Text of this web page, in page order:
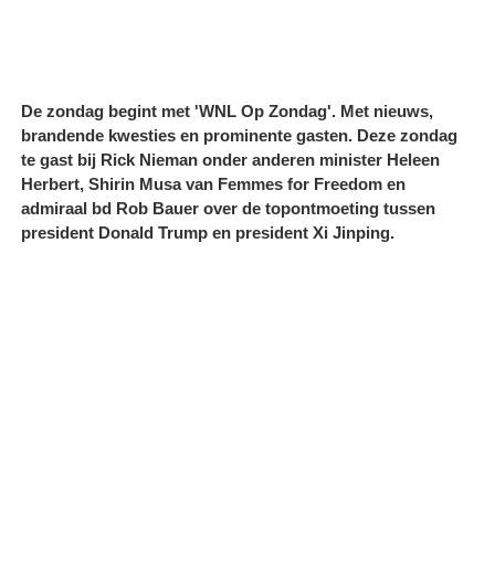
De zondag begint met 'WNL Op Zondag'. Met nieuws,
brandende kwesties en prominente gasten. Deze zondag
te gast bij Rick Nieman onder anderen minister Heleen
Herbert, Shirin Musa van Femmes for Freedom en
admiraal bd Rob Bauer over de topontmoeting tussen
president Donald Trump en president Xi Jinping.